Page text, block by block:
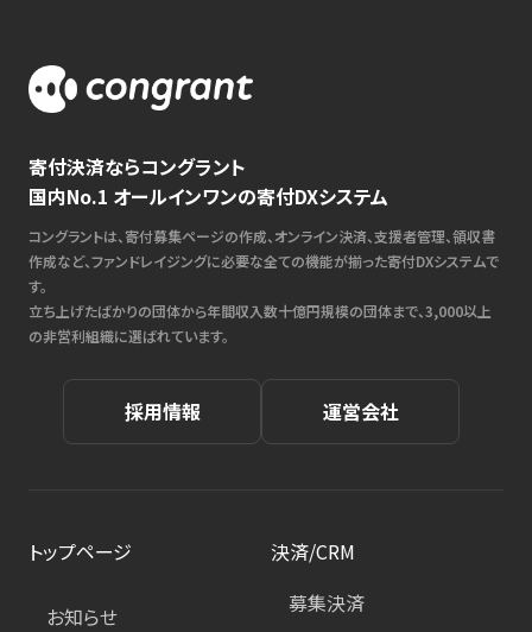
寄付決済ならコングラント
国内No.1 オールインワンの寄付DXシステム
コングラントは、寄付募集ページの作成、オンライン決済、支援者管理、領収書
作成など、ファンドレイジングに必要な全ての機能が揃った寄付DXシステムで
す。
立ち上げたばかりの団体から年間収入数十億円規模の団体まで、3,000以上
の非営利組織に選ばれています。
採用情報 運営会社
トップページ
お知らせ
決済/CRM
募集決済